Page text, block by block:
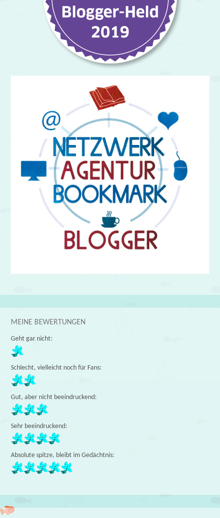
MEINE BEWERTUNGEN
Geht gar nicht:
Schlecht, vielleicht noch für Fans:
Gut, aber nicht beeindruckend:
Sehr beeindruckend:
Absolute spitze, bleibt im Gedächtnis: